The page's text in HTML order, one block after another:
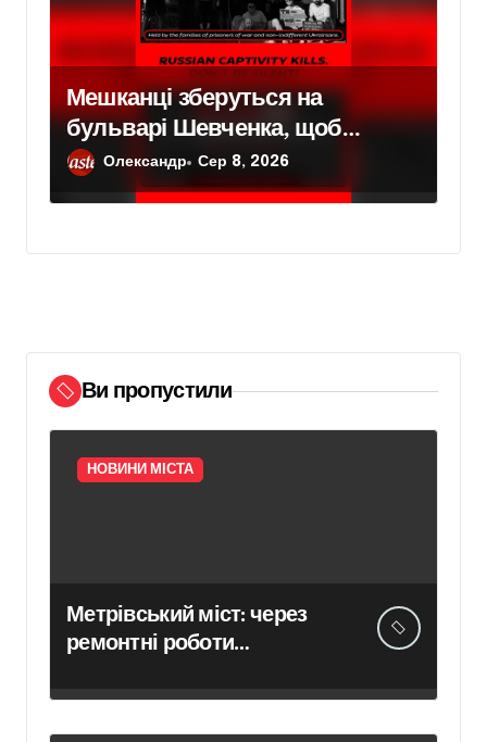
Мешканці зберуться на
бульварі Шевченка, щоб
привернути увагу до трагедії
українців у полоні
Олександр Сер 8, 2026
Ви пропустили
НОВИНИ МІСТА
Метрівський міст: через
ремонтні роботи
напрямку Броварського
проспекту